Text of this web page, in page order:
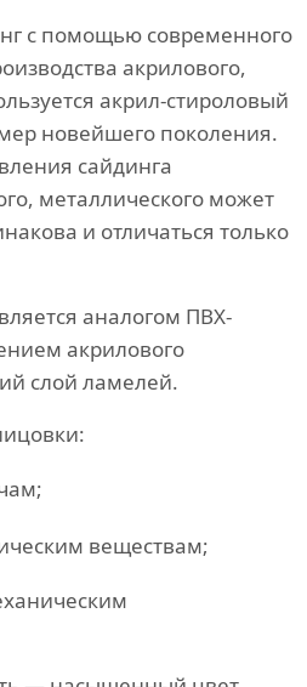
с помощью современного
акрилового,
акрил-стироловый
новейшего поколения.
сайдинга
металлического может
и отличаться только
аналогом ПВХ-
акрилового
слой ламелей.
веществам;